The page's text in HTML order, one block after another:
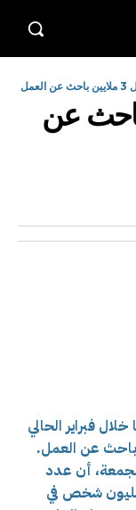
باحث عن
فبراير الحالي
أن عدد
عن العمل بلغ هذا الشهر 3.07 مليون شخص في